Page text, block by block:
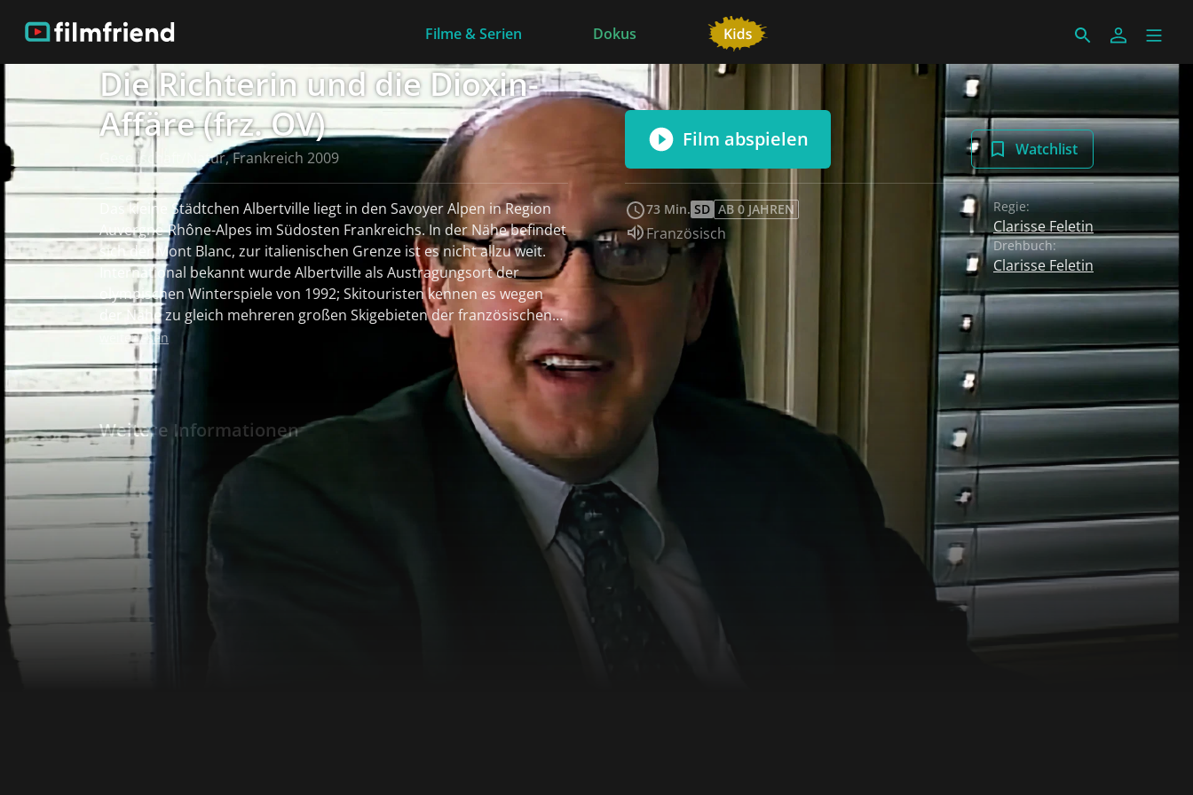
Filme & Serien Dokus
Die Richterin und die Dioxin-
Affäre (frz. OV)
Gesellschaft/Natur, Frankreich 2009
Film abspielen Watchlist
Das kleine Städtchen Albertville liegt in den Savoyer Alpen in Region
Auvergne-Rhône-Alpes im Südosten Frankreichs. In der Nähe befindet
sich der Mont Blanc, zur italienischen Grenze ist es nicht allzu weit.
International bekannt wurde Albertville als Austragungsort der
olympischen Winterspiele von 1992; Skitouristen kennen es wegen
der Nähe zu gleich mehreren großen Skigebieten der französischen
Alpen: Les Trois Vallées, La Plagne und Tignes. In Frankreich ist
Albertville noch aus anderem Grund bekannt. Eine nahe gelegene
Müllverbrennungsanlage kam in Verdacht, den Boden der Umgebung
mit Dioxin verseucht zu haben. DIE RICHTERIN UND DIE DIOXIN-
AFFÄRE erzählt davon. Eine junge Untersuchungsrichterin wird mit
dem heiklen Fall betraut. Es steht der Verdacht im Raum, dass die
Müllverbrennungsanlage für eine deutliche Zunahme von Krebsfällen
in der Umgebung verantwortlich ist. Die Verbrennungsanlage wurde
stillgelegt, und Anwohner haben ein Gerichtsverfahren eingeleitet.
Der Dokumentarfilm, hier in der französischen Originalfassung ohne
Untertitel zu sehen, folgt dem Verfahren Schritt für Schritt und zeigt
wird die Protagonistin des Dokumentarfilms, Richterin Hélène
Gerhards, in einer anderes Angelegenheit selbst angeklagt und in
Verbindungen zu einem Mitglied einer kriminellen korsische Bande
weiterlesen
73 Min. SD AB 0 JAHREN
Sprache:
Französisch
Regie:
Clarisse Feletin
Drehbuch:
Clarisse Feletin
Weitere Informationen